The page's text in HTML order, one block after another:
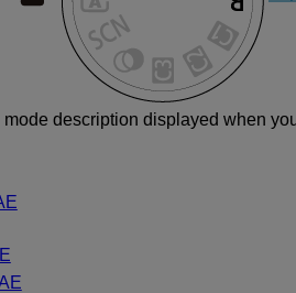
description displayed when